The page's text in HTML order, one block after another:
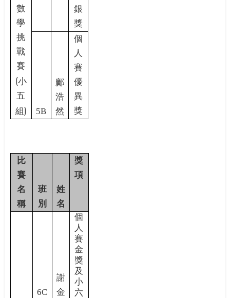
數
學
挑
戰
賽
(小
五
組)
銀
獎
5B
鄺
浩
然
個
人
賽
優
異
獎
比
賽
名
稱
班
別
姓
名
獎
項
6C
謝
金
個
人
賽
金
獎
及
小
六